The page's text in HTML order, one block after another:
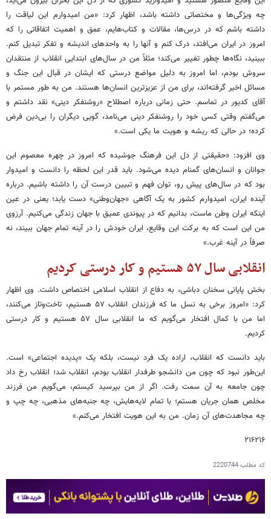
چه ویژگی‌ها و مختصاتی داشته باشد، اظهار کرد: «من امیدوارم این لیاقت را
داشته باشم که در درس‌ها، مقالات و کتاب‌هایم، عمق و اهمیت اتفاقاتی را که
امروز در ایران می‌افتد، درک کنم و آنها را به واحدهای اندیشه و تفکر تبدیل کنم.
ببینید، نگاه‌ها چطور تغییر می‌کند؛ مثلاً من در سال‌های ابتدایی انقلاب از منتقدان
سروش بودم، اما امروز به ‌دلیل مواضع درستی که ایشان در قبال این جنگ و
مسائل اخیر گرفته‌اند، برای من از عزیزترین انسان‌ها هستند. من به‌ طور مستمر با
آقای کدیور در تماسم. حتی زمانی درباره اصطلاح «روشنفکر دینی» نقد داشتم و
می‌گفتم وقتی کسی خود را روشنفکر دینی می‌نامد، گویی دیگران را بی‌دین فرض
کرده؛ در حالی که ریشه و هویت ما یکی است.»
وی افزود: «حقیقتی از دل این فرهنگ جوشیده که امروز در چهره معصوم این
جوانان و انسان‌های گمنام دیده می‌شود. باید قدر این لحظه را دانست و امیدوار
بود که در سال‌های پیش رو، توان فهم و تبیین درست آن را داشته باشیم. درباره
آینده ایران، امیدوارم کشور به یک آگاهی «جهان‌وطنی» دست یابد؛ یعنی در عین
اینکه ایران وطن ماست، بدانیم که در پیوندی عمیق با جهان زندگی می‌کنیم. آرزوی
من این است که به برکت این وقایع، ایران خودش را در آینه تمام جهان ببیند، نه
صرفاً در آینه غرب.»
انقلابی سال ۵۷ هستیم و کار درستی کردیم
بخش پایانی سخنان دباشی، به دفاع از انقلاب اسلامی اختصاص داشت. وی اظهار
کرد: «امروز برخی به نسل ما که فرزندان انقلاب ۵۷ هستیم، تاخت‌وتاز می‌کنند،
اما من با کمال افتخار می‌گویم که ما انقلابی سال ۵۷ هستیم و کار درستی
کردیم.
باید دانست که انقلاب، اراده یک فرد نیست، بلکه یک «پدیده اجتماعی» است.
این‌طور نبود که چون من دانشجو طرفدار انقلاب بودم، انقلاب شد؛ انقلاب رخ داد
چون جامعه به آن سمت رفت. اگر از من بپرسید کیستم، می‌گویم من فرزند
مخلص همان جریان هستم؛ با تمام لایه‌هایش، چه جنبه‌های مذهبی، چه چپ و
چه مجاهدت‌های آن زمان. من به این هویت افتخار می‌کنم.»
۲۱۶۲۱۶
کد مطلب2220744